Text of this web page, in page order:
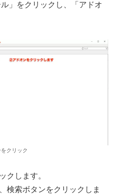
」をクリックし、「アドオ
クリック
クします。
検索ボタンをクリックしま